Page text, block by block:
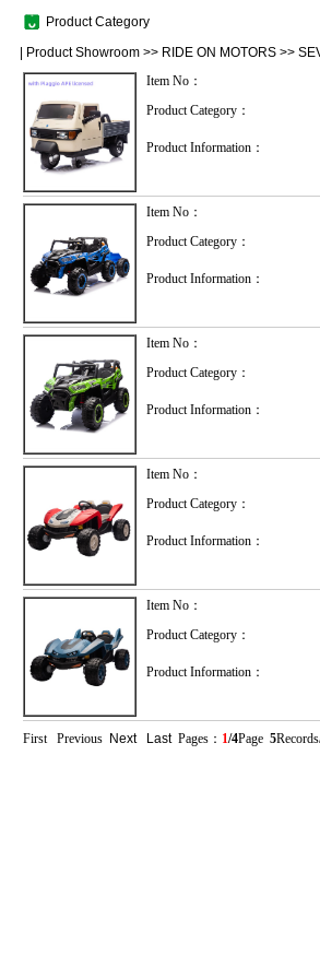
Product Category
Product Showroom >> RIDE ON MOTORS >>
Item No：
Product Category：
Product Information：
Item No：
Product Category：
Product Information：
Item No：
Product Category：
Product Information：
Item No：
Product Category：
Product Information：
Item No：
Product Category：
Product Information：
First Previous Next LastPages： 1/4Page 5